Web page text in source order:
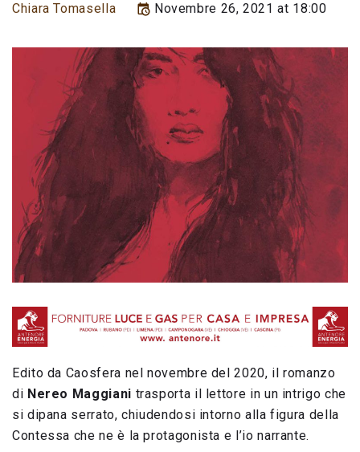
Chiara Tomasella Novembre 26, 2021 at 18:00
Edito da Caosfera nel novembre del 2020, il romanzo
di Nereo Maggiani trasporta il lettore in un intrigo che
si dipana serrato, chiudendosi intorno alla figura della
Contessa che ne è la protagonista e l’io narrante.